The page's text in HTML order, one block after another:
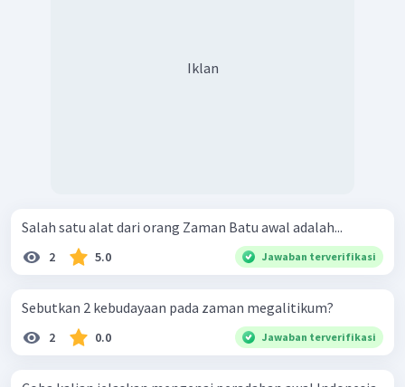
Iklan
Salah satu alat dari orang Zaman Batu awal adalah...
2 5.0 Jawaban terverifikasi
Sebutkan 2 kebudayaan pada zaman megalitikum?
2 0.0 Jawaban terverifikasi